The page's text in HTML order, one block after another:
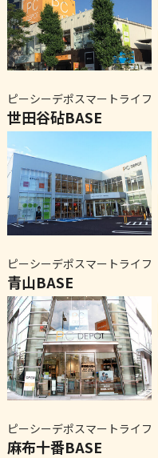
ピーシーデポスマートライフ
世田谷砧BASE
ピーシーデポスマートライフ
青山BASE
ピーシーデポスマートライフ
麻布十番BASE